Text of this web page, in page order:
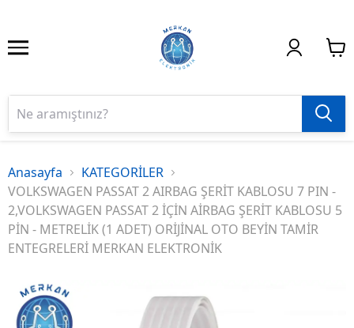
Anasayfa
KATEGORİLER
VOLKSWAGEN PASSAT 2 AIRBAG ŞERİT KABLOSU 7 PIN -
2,VOLKSWAGEN PASSAT 2 İÇİN AİRBAG ŞERİT KABLOSU 5
PİN - METRELİK (1 ADET) ORİJİNAL OTO BEYİN TAMİR
ENTEGRELERİ MERKAN ELEKTRONİK